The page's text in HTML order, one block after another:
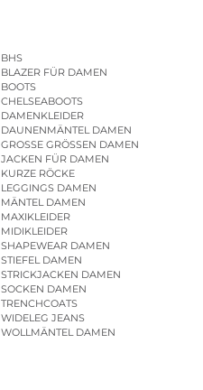
BHS
BLAZER FÜR DAMEN
BOOTS
CHELSEABOOTS
DAMENKLEIDER
DAUNENMÄNTEL DAMEN
GROSSE GRÖSSEN DAMEN
JACKEN FÜR DAMEN
KURZE RÖCKE
LEGGINGS DAMEN
MÄNTEL DAMEN
MAXIKLEIDER
MIDIKLEIDER
SHAPEWEAR DAMEN
STIEFEL DAMEN
STRICKJACKEN DAMEN
SOCKEN DAMEN
TRENCHCOATS
WIDELEG JEANS
WOLLMÄNTEL DAMEN